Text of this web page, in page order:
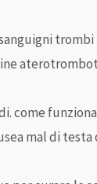
trombi
come
mal di testa